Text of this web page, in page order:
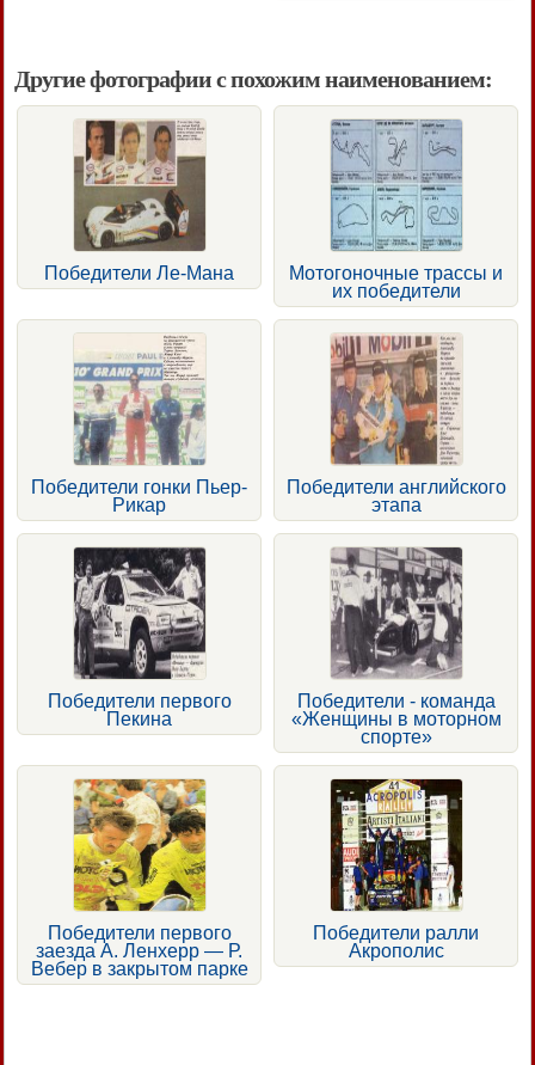
Другие фотографии с похожим наименованием:
Победители Ле-Мана
Мотогоночные трассы и
их победители
Победители гонки Пьер-
Рикар
Победители английского
этапа
Победители первого
Пекина
Победители - команда
«Женщины в моторном
спорте»
Победители первого
заезда А. Ленхерр — Р.
Вебер в закрытом парке
Победители ралли
Акрополис